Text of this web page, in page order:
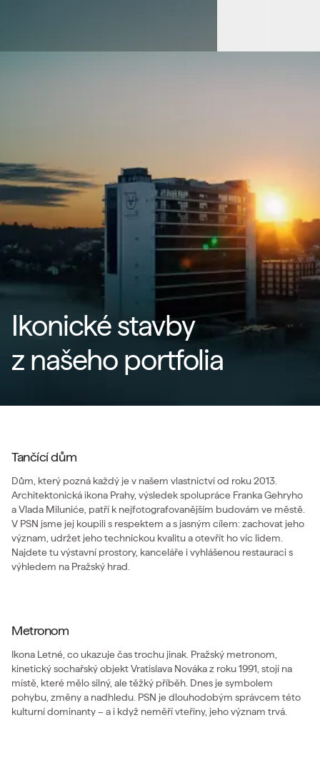
Ikonické stavby
z našeho portfolia
Tančící dům
Dům, který pozná každý je v našem vlastnictví od roku 2013.
Architektonická ikona Prahy, výsledek spolupráce Franka Gehryho
a Vlada Miluniće, patří k nejfotografovanějším budovám ve městě.
V PSN jsme jej koupili s respektem a s jasným cílem: zachovat jeho
význam, udržet jeho technickou kvalitu a otevřít ho víc lidem.
Najdete tu výstavní prostory, kanceláře i vyhlášenou restauraci s
výhledem na Pražský hrad.
Metronom
Ikona Letné, co ukazuje čas trochu jinak. Pražský metronom,
kinetický sochařský objekt Vratislava Nováka z roku 1991, stojí na
místě, které mělo silný, ale těžký příběh. Dnes je symbolem
pohybu, změny a nadhledu. PSN je dlouhodobým správcem této
kulturní dominanty – a i když neměří vteřiny, jeho význam trvá.